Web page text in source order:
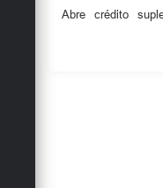
Emprega
Abre crédito